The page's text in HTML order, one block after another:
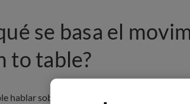
se basa el
to table?
hablar sobre el auge del farm to table sin